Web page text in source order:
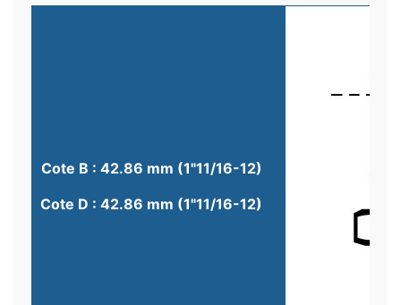
Cote B : 42.86 mm (1"11/16-12)
Cote D : 42.86 mm (1"11/16-12)